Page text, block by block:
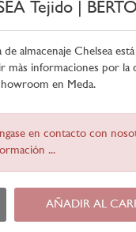
Tejido |
almacenaje Chelsea
màs informaciones por la
en Meda.
en contacto con
...
AÑADIR AL